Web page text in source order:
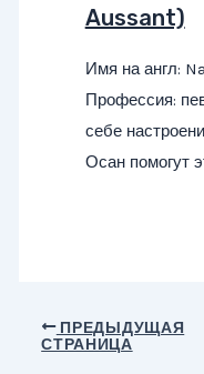
Aussant)
Имя на англ:
Профессия:
себе
Осан помогут
Навигация
ПРЕДЫДУЩАЯ
СТРАНИЦА